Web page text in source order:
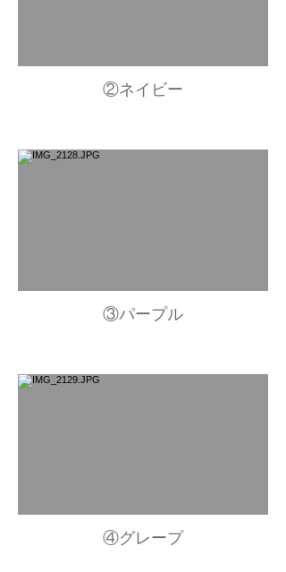
②ネイビー
③パープル
④グレープ